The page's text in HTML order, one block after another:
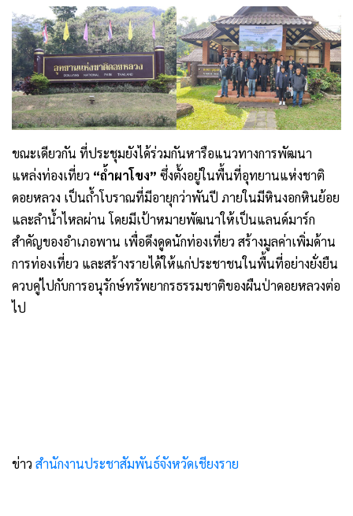
ขณะเดียวกัน ที่ประชุมยังได้ร่วมกันหารือแนวทางการพัฒนา
แหล่งท่องเที่ยว “ถ้ำผาโขง” ซึ่งตั้งอยู่ในพื้นที่อุทยานแห่งชาติ
ดอยหลวง เป็นถ้ำโบราณที่มีอายุกว่าพันปี ภายในมีหินงอกหินย้อย
และลำน้ำไหลผ่าน โดยมีเป้าหมายพัฒนาให้เป็นแลนด์มาร์ก
สำคัญของอำเภอพาน เพื่อดึงดูดนักท่องเที่ยว สร้างมูลค่าเพิ่มด้าน
การท่องเที่ยว และสร้างรายได้ให้แก่ประชาชนในพื้นที่อย่างยั่งยืน
ควบคู่ไปกับการอนุรักษ์ทรัพยากรธรรมชาติของผืนป่าดอยหลวงต่อ
ไป
ข่าว สำนักงานประชาสัมพันธ์จังหวัดเชียงราย